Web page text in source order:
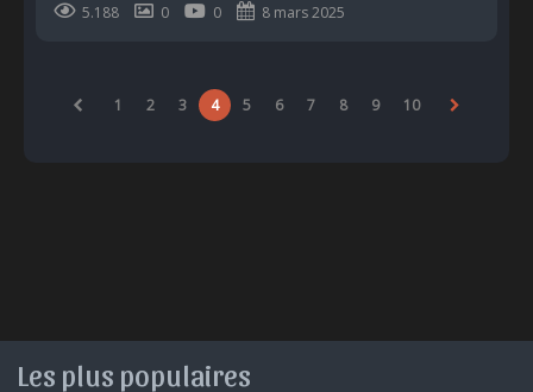
5.188 0 0 8 mars 2025
1 2 3 4 5 6 7 8 9 10
Les plus populaires